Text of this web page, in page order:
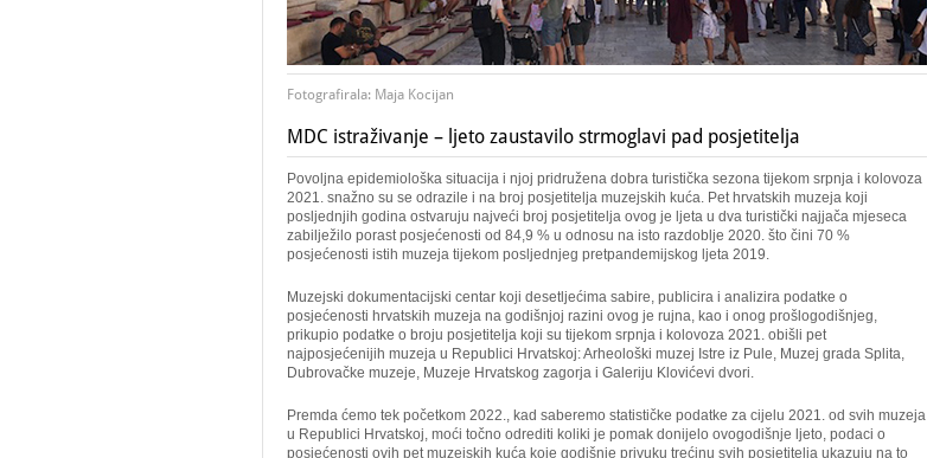
Fotografirala: Maja Kocijan
MDC istraživanje – ljeto zaustavilo strmoglavi pad posjetitelja
Povoljna epidemiološka situacija i njoj pridružena dobra turistička sezona tijekom srpnja i kolovoza
2021. snažno su se odrazile i na broj posjetitelja muzejskih kuća. Pet hrvatskih muzeja koji
posljednjih godina ostvaruju najveći broj posjetitelja ovog je ljeta u dva turistički najjača mjeseca
zabilježilo porast posjećenosti od 84,9 % u odnosu na isto razdoblje 2020. što čini 70 %
posjećenosti istih muzeja tijekom posljednjeg pretpandemijskog ljeta 2019.
Muzejski dokumentacijski centar koji desetljećima sabire, publicira i analizira podatke o
posjećenosti hrvatskih muzeja na godišnjoj razini ovog je rujna, kao i onog prošlogodišnjeg,
prikupio podatke o broju posjetitelja koji su tijekom srpnja i kolovoza 2021. obišli pet
najposjećenijih muzeja u Republici Hrvatskoj: Arheološki muzej Istre iz Pule, Muzej grada Splita,
Dubrovačke muzeje, Muzeje Hrvatskog zagorja i Galeriju Klovićevi dvori.
Premda ćemo tek početkom 2022., kad saberemo statističke podatke za cijelu 2021. od svih muzeja
u Republici Hrvatskoj, moći točno odrediti koliki je pomak donijelo ovogodišnje ljeto, podaci o
posjećenosti ovih pet muzejskih kuća koje godišnje privuku trećinu svih posjetitelja ukazuju na to